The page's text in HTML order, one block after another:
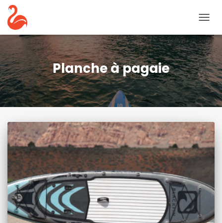
LA
Planche à pagaie